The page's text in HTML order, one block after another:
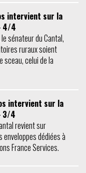
intervient sur la
4/4
sénateur du Cantal,
ruraux soient
sceau, celui de la
intervient sur la
3/4
revient sur
enveloppes dédiées à
France Services.